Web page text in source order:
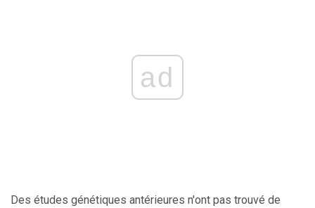
ad
Des études génétiques antérieures n'ont pas trouvé de